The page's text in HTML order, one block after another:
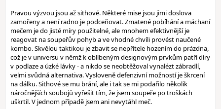
Pravou výzvou jsou až sithové. Některé mise jsou jimi doslova
zamořeny a není radno je podceňovat. Zmatené pobíhání a máchaní
mečem je do jisté míry použitelné, ale mnohem efektivnější je
reagovat na soupeřův pohyb a ve vhodné chvíli provést naučené
kombo. Skvělou taktikou je zbavit se nepřítele hozením do prázdna,
což je v universu v němž k oblíbeným designovým prvkům patří díry
v podlaze a úzké lávky - a nikdo se neobtěžoval vynalézt zábradlí,
velmi svůdná alternativa. Vysloveně defenzivní možností je škrcení
na dálku. Sithové se mu brání, ale i tak se mi podařilo několik
náročnějších soubojů vyřešit tím, že jsem soupeře po troškách
uškrtil. V jednom případě jsem ani nevytáhl meč.